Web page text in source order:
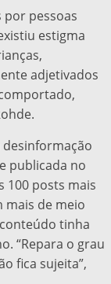
pessoas
estigma
adjetivados
publicada no
100 posts mais
mais de meio
tinha
“Repara o grau
fica sujeita”,